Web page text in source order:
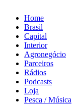
Home
Brasil
Capital
Interior
Agronegócio
Parceiros
Rádios
Podcasts
Loja
Pesca / Música